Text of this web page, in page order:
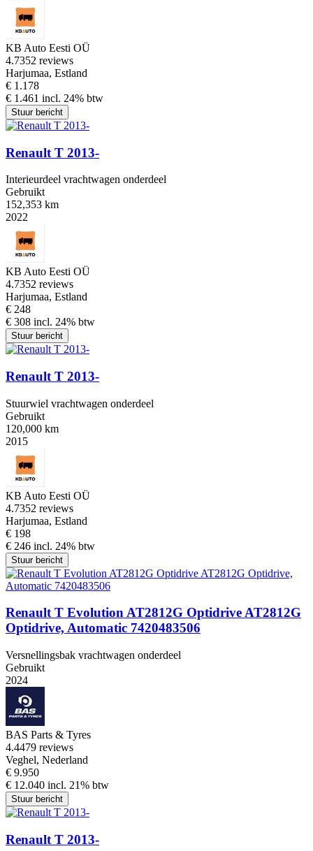
KB Auto Eesti OÜ
4.7352 reviews
Harjumaa, Estland
€ 1.178
€ 1.461 incl. 24% btw
Stuur bericht
Renault T 2013-
Interieurdeel vrachtwagen onderdeel
Gebruikt
152,353 km
2022
KB Auto Eesti OÜ
4.7352 reviews
Harjumaa, Estland
€ 248
€ 308 incl. 24% btw
Stuur bericht
Renault T 2013-
Stuurwiel vrachtwagen onderdeel
Gebruikt
120,000 km
2015
KB Auto Eesti OÜ
4.7352 reviews
Harjumaa, Estland
€ 198
€ 246 incl. 24% btw
Stuur bericht
Renault T Evolution AT2812G Optidrive AT2812G
Optidrive, Automatic 7420483506
Versnellingsbak vrachtwagen onderdeel
Gebruikt
2024
BAS Parts & Tyres
4.4479 reviews
Veghel, Nederland
€ 9.950
€ 12.040 incl. 21% btw
Stuur bericht
Renault T 2013-